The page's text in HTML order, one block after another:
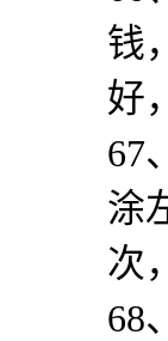
钱
好
67
涂
次
68